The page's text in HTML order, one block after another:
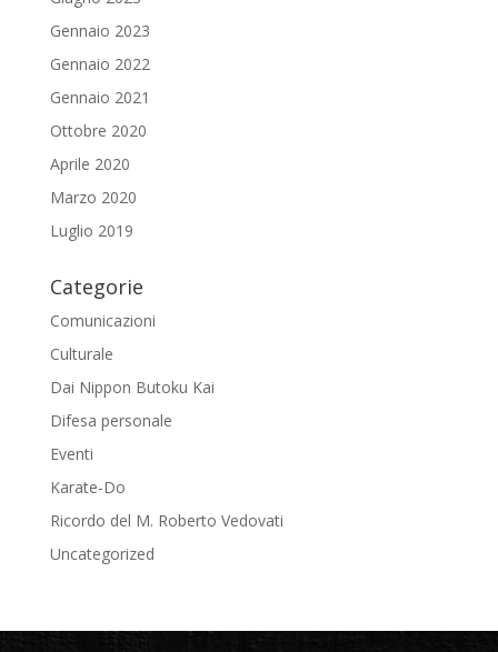
Gennaio 2023
Gennaio 2022
Gennaio 2021
Ottobre 2020
Aprile 2020
Marzo 2020
Luglio 2019
Categorie
Comunicazioni
Culturale
Dai Nippon Butoku Kai
Difesa personale
Eventi
Karate-Do
Ricordo del M. Roberto Vedovati
Uncategorized